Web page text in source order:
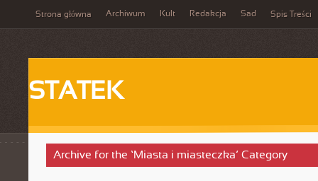
Strona główna Archiwum Kult Redakcja Sad Spis Treści
STATEK
Archive for the ‘Miasta i miasteczka’ Category